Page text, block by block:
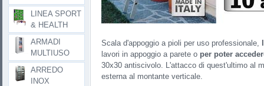
Scala d'appoggio a pioli per uso professionale,
lavori in appoggio a parete o per poter
30x30 antiscivolo. L'attacco di quest'ultimo al
esterna al montante verticale.
LINEA SPORT
& HEALTH
ARMADI
MULTIUSO
ARREDO
INOX